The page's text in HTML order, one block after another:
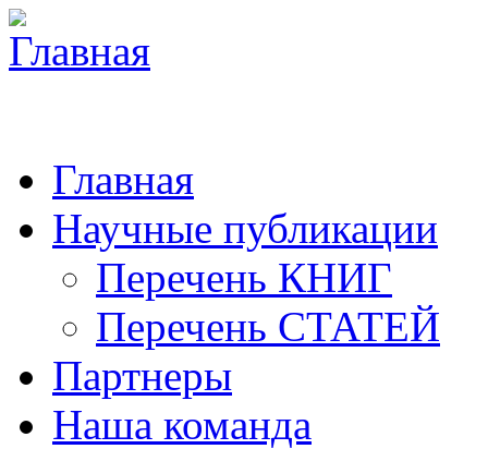
Главная
Научные публикации
Перечень КНИГ
Перечень СТАТЕЙ
Партнеры
Наша команда